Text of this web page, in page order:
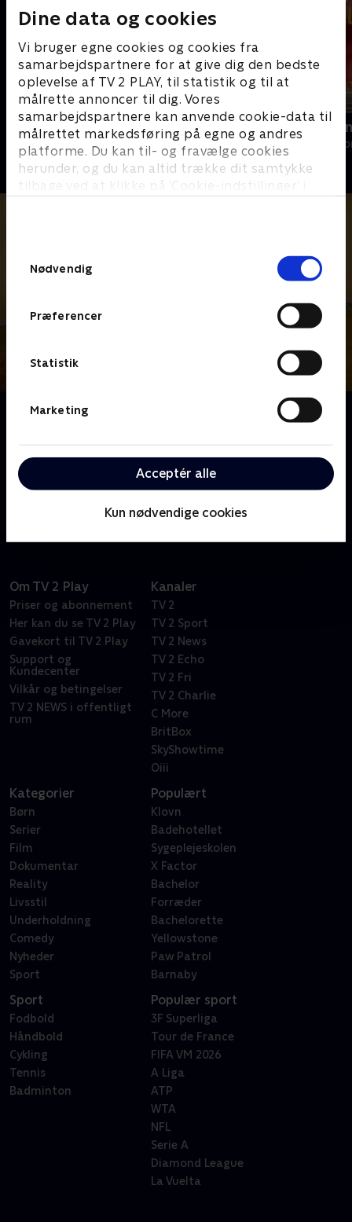
Dine data og cookies
Vi bruger egne cookies og cookies fra
samarbejdspartnere for at give dig den bedste
oplevelse af TV 2 PLAY, til statistik og til at
målrette annoncer til dig. Vores
samarbejdspartnere kan anvende cookie-data til
målrettet markedsføring på egne og andres
platforme. Du kan til- og fravælge cookies
herunder, og du kan altid trække dit samtykke
tilbage ved at klikke på ’Cookie-indstillinger’ i
Nødvendig
Præferencer
Statistik
Marketing
Acceptér alle
Kun nødvendige cookies
Beliggenhed, beliggenhed,
beliggenhed
Livsstil • 18 sæsoner
Linde på
Livsstil • 5
Om Vi drukner i rod
stress og uendelige bunker, der aldrig forsvinder. En
række familier får derfor hjælp til at komme rodet til
Om TV 2 Play
Priser og abonnement
Her kan du se TV 2 Play
Gavekort til TV 2 Play
Support og
Kundecenter
Vilkår og betingelser
TV 2 NEWS i offentligt
rum
Kanaler
TV 2
TV 2 Sport
TV 2 News
TV 2 Echo
TV 2 Fri
TV 2 Charlie
C More
BritBox
SkyShowtime
Oiii
Kategorier
Børn
Serier
Film
Dokumentar
Reality
Livsstil
Underholdning
Comedy
Nyheder
Sport
Populært
Klovn
Badehotellet
Sygeplejeskolen
X Factor
Bachelor
Forræder
Bachelorette
Yellowstone
Paw Patrol
Barnaby
Sport
Fodbold
Håndbold
Cykling
Tennis
Badminton
Populær sport
3F Superliga
Tour de France
FIFA VM 2026
A Liga
ATP
WTA
NFL
Serie A
Diamond League
La Vuelta